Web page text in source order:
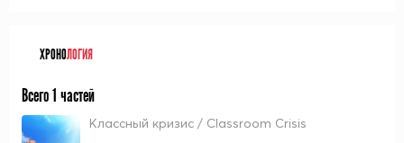
ХРОНОЛОГИЯ
Всего 1 частей
Классный кризис / Classroom Crisis